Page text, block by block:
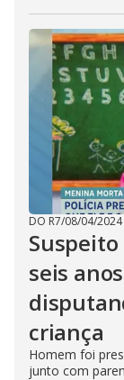
DO R7/08/04/2024
seis
criança
Homem foi
junto com